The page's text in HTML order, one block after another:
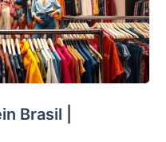
Brasil |